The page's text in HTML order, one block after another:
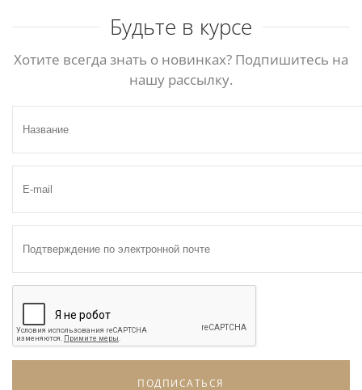
Будьте в курсе
Хотите всегда знать о новинках? Подпишитесь на
нашу рассылку.